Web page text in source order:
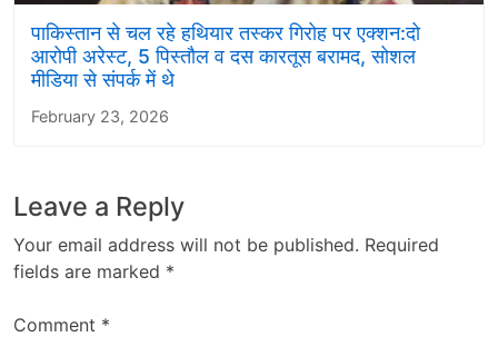
पाकिस्तान से चल रहे हथियार तस्कर गिरोह पर एक्शन:दो
आरोपी अरेस्ट, 5 पिस्तौल व दस कारतूस बरामद, सोशल
मीडिया से संपर्क में थे
February 23, 2026
Leave a Reply
Your email address will not be published. Required
fields are marked *
Comment *